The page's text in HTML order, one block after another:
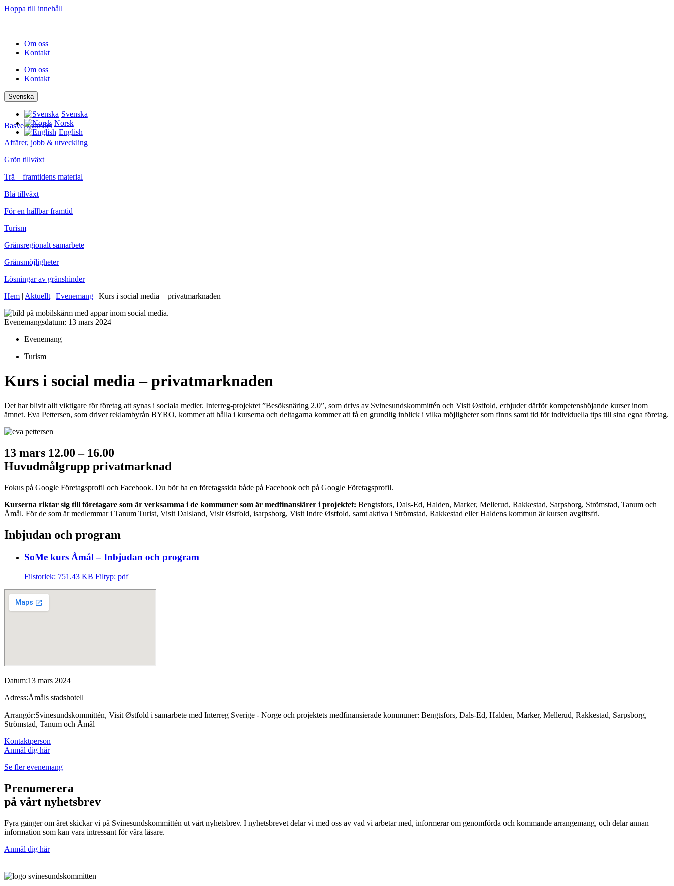
Hoppa till innehåll
Om oss
Kontakt
Om oss
Kontakt
Svenska
Svenska
Norsk
English
Basverksamhet
Affärer, jobb & utveckling
Grön tillväxt
Trä – framtidens material
Blå tillväxt
För en hållbar framtid
Turism
Gränsregionalt samarbete
Gränsmöjligheter
Lösningar av gränshinder
Hem | Aktuellt | Evenemang | Kurs i social media – privatmarknaden
Evenemangsdatum: 13 mars 2024
Evenemang
Turism
Kurs i social media – privatmarknaden
Det har blivit allt viktigare för företag att synas i sociala medier. Interreg-projektet ”Besöksnäring 2.0”, som drivs av Svinesundskommittén och Visit Østfold, erbjuder därför kompetenshöjande kurser inom
ämnet. Eva Pettersen, som driver reklambyrån BYRO, kommer att hålla i kurserna och deltagarna kommer att få en grundlig inblick i vilka möjligheter som finns samt tid för individuella tips till sina egna företag.
13 mars 12.00 – 16.00
Huvudmålgrupp privatmarknad
Fokus på Google Företagsprofil och Facebook. Du bör ha en företagssida både på Facebook och på Google Företagsprofil.
Kurserna riktar sig till företagare som är verksamma i de kommuner som är medfinansiärer i projektet: Bengtsfors, Dals-Ed, Halden, Marker, Mellerud, Rakkestad, Sarpsborg, Strömstad, Tanum och
Åmål. För de som är medlemmar i Tanum Turist, Visit Dalsland, Visit Østfold, isarpsborg, Visit Indre Østfold, samt aktiva i Strömstad, Rakkestad eller Haldens kommun är kursen avgiftsfri.
Inbjudan och program
SoMe kurs Åmål – Inbjudan och program
Filstorlek: 751.43 KB Filtyp: pdf
Datum:13 mars 2024
Adress:Åmåls stadshotell
Arrangör:Svinesundskommittén, Visit Østfold i samarbete med Interreg Sverige - Norge och projektets medfinansierade kommuner: Bengtsfors, Dals-Ed, Halden, Marker, Mellerud, Rakkestad, Sarpsborg,
Strömstad, Tanum och Åmål
Kontaktperson
Anmäl dig här
Se fler evenemang
Prenumerera
på vårt nyhetsbrev
Fyra gånger om året skickar vi på Svinesundskommittén ut vårt nyhetsbrev. I nyhetsbrevet delar vi med oss av vad vi arbetar med, informerar om genomförda och kommande arrangemang, och delar annan
information som kan vara intressant för våra läsare.
Anmäl dig här